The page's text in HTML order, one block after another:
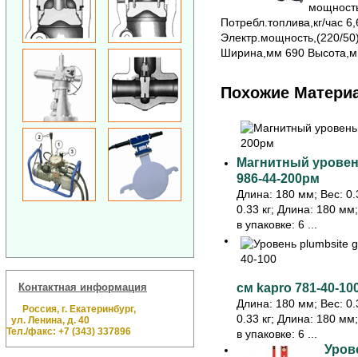
Контактная информация
Россия, г. Екатеринбург,
ул. Ленина, д. 40
Тел./факс: +7 (343) 337896
Потребл.топлива,кг/час
Электр.мощность,(220/
Ширина,мм 690
Похожие
Магнитный
986-44-200рм
Длина: 180 мм; Вес:
0.33 кг; Длина: 180
в упаковке: 6 ...
см kapro 781-40-
Длина: 180 мм; Вес:
0.33 кг; Длина: 180
в упаковке: 6 ...